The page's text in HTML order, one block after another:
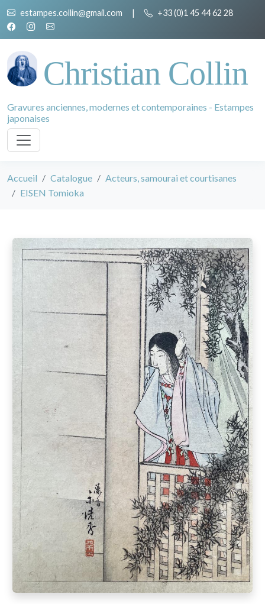
estampes.collin@gmail.com | +33 (0)1 45 44 62 28
Christian Collin
Gravures anciennes, modernes et contemporaines - Estampes
japonaises
Accueil Catalogue
Acteurs, samourai et courtisanes
EISEN Tomioka